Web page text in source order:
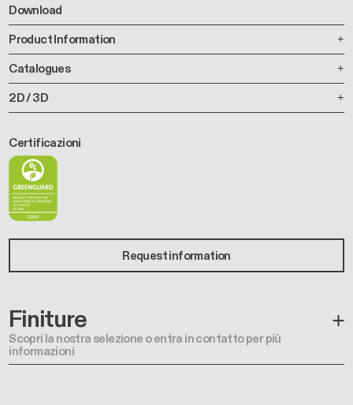
Download
Product Information
Catalogues
2D / 3D
Certificazioni
Request information
Finiture
Scopri la nostra selezione o entra in contatto per più
informazioni